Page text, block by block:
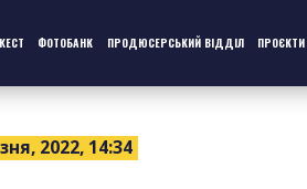
ФОТОБАНК ПРОДЮСЕРСЬКИЙ ВІДДІЛ ПРОЄКТИ
2022, 14:34